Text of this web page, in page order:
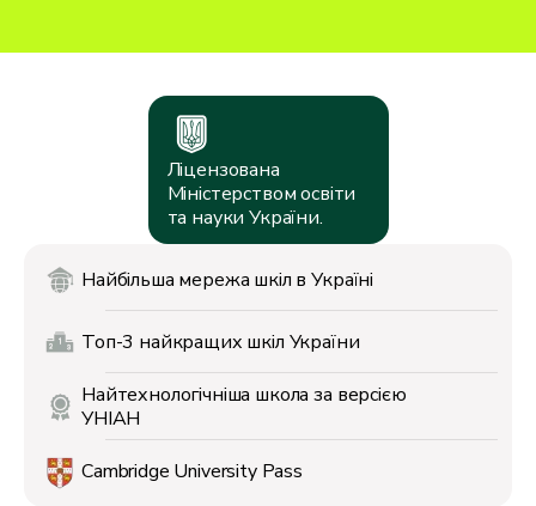
Ліцензована
Міністерством освіти
та науки України.
Найбільша мережа шкіл в Україні
Топ-3 найкращих шкіл України
Найтехнологічніша школа за версією
УНІАН
Cambridge University Pass